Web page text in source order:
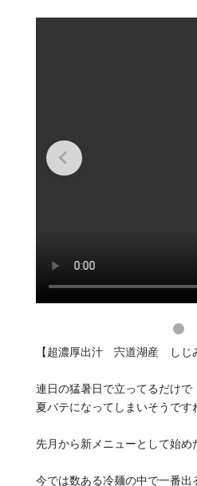
【超濃厚出汁 宍道湖産 しじ
連日の猛暑日で立ってるだけで
夏バテになってしまいそうで
先月から新メニューとして始め
今では数ある冷麺の中で一番出